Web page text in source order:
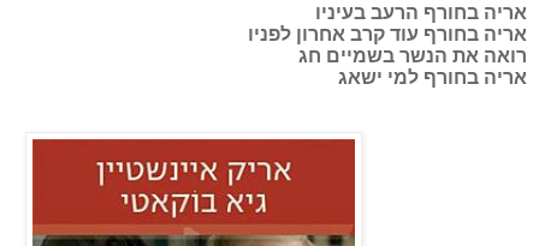
אריה בחורף הרעב בעיניו
אריה בחורף עוד קרב אחרון לפניו
רואה את הנשר בשמיים חג
אריה בחורף למי ישאג